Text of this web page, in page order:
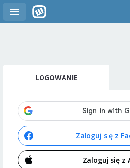
LOGOWANIE
Zaloguj się z
Zaloguj się z